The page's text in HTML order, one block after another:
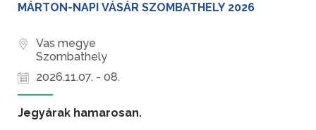
MÁRTON-NAPI VÁSÁR SZOMBATHELY 2026
Vas megye
Szombathely
2026.11.07. - 08.
Jegyárak hamarosan.